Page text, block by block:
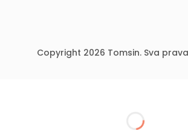
Copyright 2026 Tomsin. Sva